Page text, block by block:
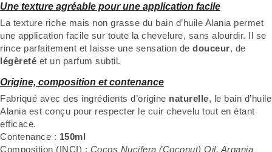
Une texture agréable pour une application facile
La texture riche mais non grasse du bain d’huile Alania permet
une application facile sur toute la chevelure, sans alourdir. Il se
rince parfaitement et laisse une sensation de douceur, de
légèreté et un parfum subtil.
Origine, composition et contenance
Fabriqué avec des ingrédients d’origine naturelle, le bain d’huile
Alania est conçu pour respecter le cuir chevelu tout en étant
efficace.
Contenance : 150ml
Composition (INCI) : Cocos Nucifera (Coconut) Oil, Argania